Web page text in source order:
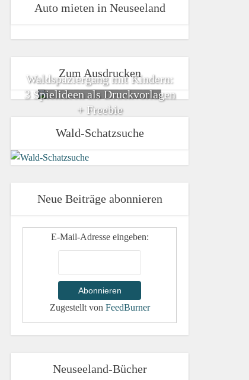
Auto mieten in Neuseeland
Zum Ausdrucken
Waldspaziergang mit Kindern:
3 Spielideen als Druckvorlagen
+ Freebie
Wald-Schatzsuche
Neue Beiträge abonnieren
E-Mail-Adresse eingeben:
Zugestellt von FeedBurner
Neuseeland-Bücher